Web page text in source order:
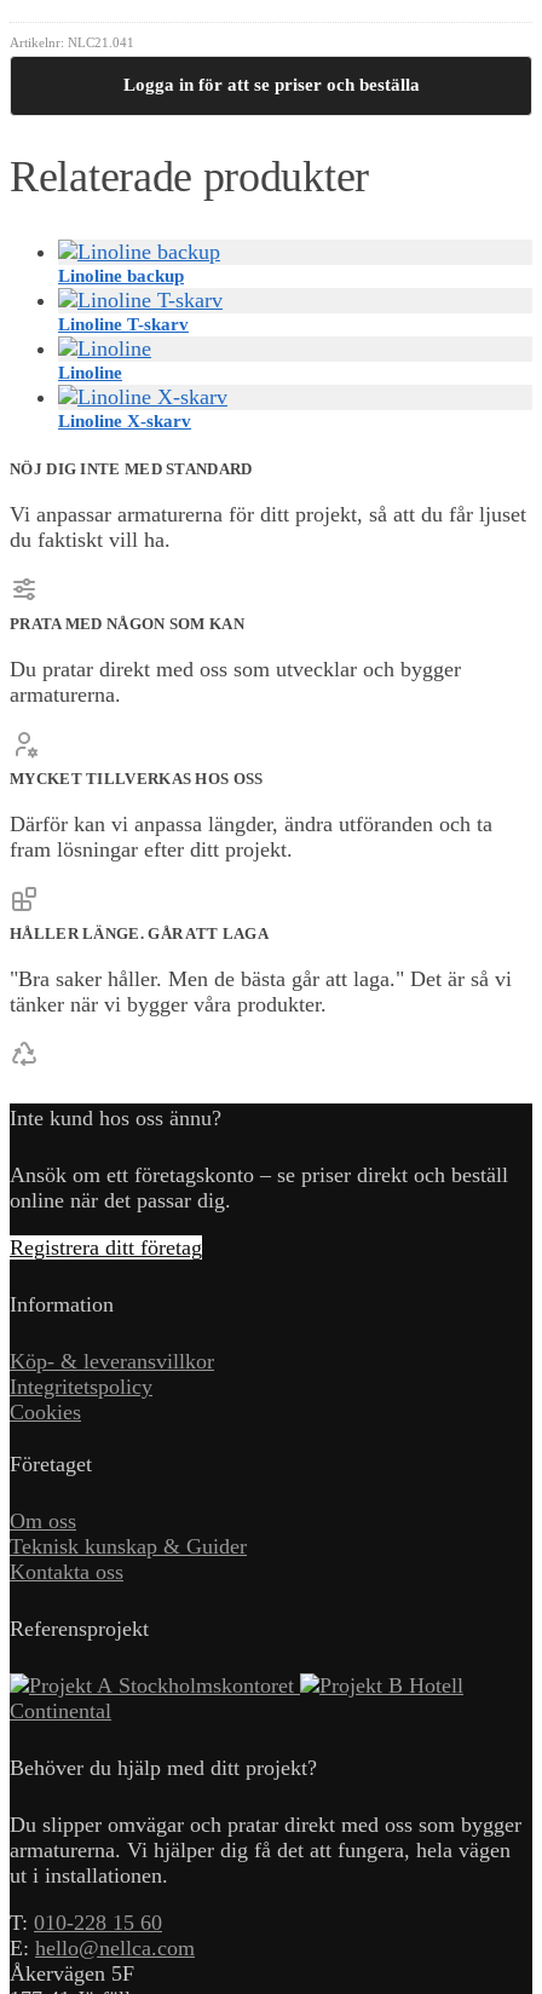
Artikelnr: NLC21.041
Logga in för att se priser och beställa
Relaterade produkter
Linoline backup
Linoline T-skarv
Linoline
Linoline X-skarv
NÖJ DIG INTE MED STANDARD
Vi anpassar armaturerna för ditt projekt, så att du får ljuset
du faktiskt vill ha.
PRATA MED NÅGON SOM KAN
Du pratar direkt med oss som utvecklar och bygger
armaturerna.
MYCKET TILLVERKAS HOS OSS
Därför kan vi anpassa längder, ändra utföranden och ta
fram lösningar efter ditt projekt.
HÅLLER LÄNGE. GÅR ATT LAGA
"Bra saker håller. Men de bästa går att laga." Det är så vi
tänker när vi bygger våra produkter.
Inte kund hos oss ännu?
Ansök om ett företagskonto – se priser direkt och beställ
online när det passar dig.
Registrera ditt företag
Information
Köp- & leveransvillkor
Integritetspolicy
Cookies
Företaget
Om oss
Teknisk kunskap & Guider
Kontakta oss
Referensprojekt
Stockholmskontoret
Hotell
Continental
Behöver du hjälp med ditt projekt?
Du slipper omvägar och pratar direkt med oss som bygger
armaturerna. Vi hjälper dig få det att fungera, hela vägen
ut i installationen.
T: 010-228 15 60
E: hello@nellca.com
Åkervägen 5F